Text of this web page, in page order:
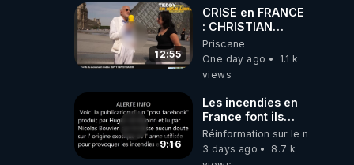
RÉVEIL EST EN
MARCHE 📷
12:55
CRISE en FRANCE
: CHRISTIAN
COTTEN FAIT une
étrange
découverte
Priscane
One day ago
1.1 k
views
9:16
Les incendies en
France font ils
partie d' un plan
qui aurait débuté
le 11 septembre
Réinformation sur le monde
3 days ago
8.7 k